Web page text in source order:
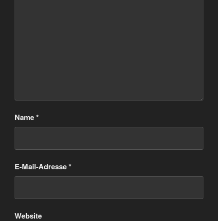
Name*
E-Mail-Adresse*
Website